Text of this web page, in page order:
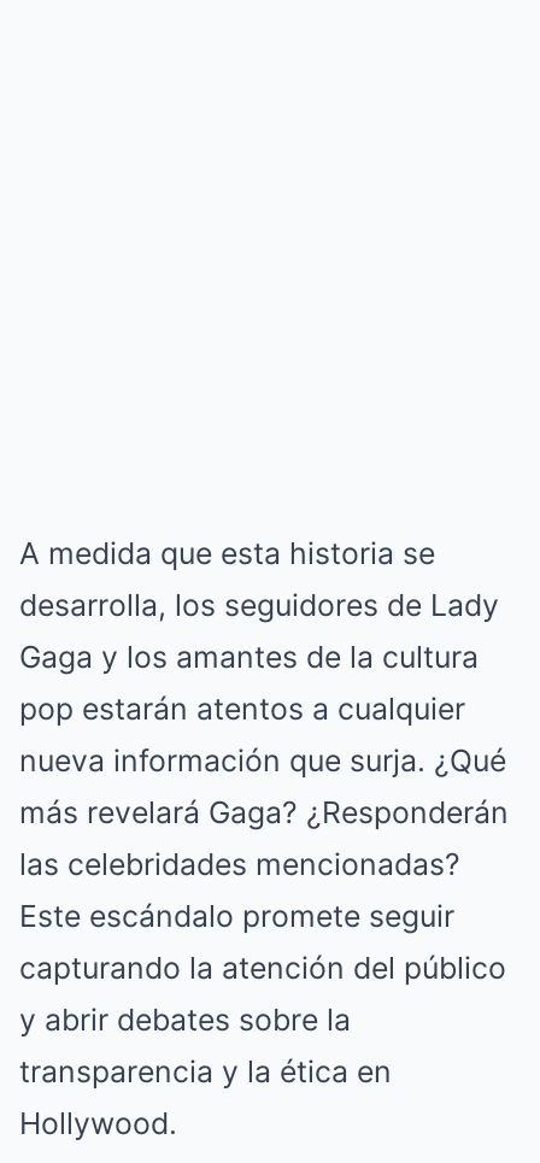
A medida que esta historia se
desarrolla, los seguidores de Lady
Gaga y los amantes de la cultura
pop estarán atentos a cualquier
nueva información que surja. ¿Qué
más revelará Gaga? ¿Responderán
las celebridades mencionadas?
Este escándalo promete seguir
capturando la atención del público
y abrir debates sobre la
transparencia y la ética en
Hollywood.